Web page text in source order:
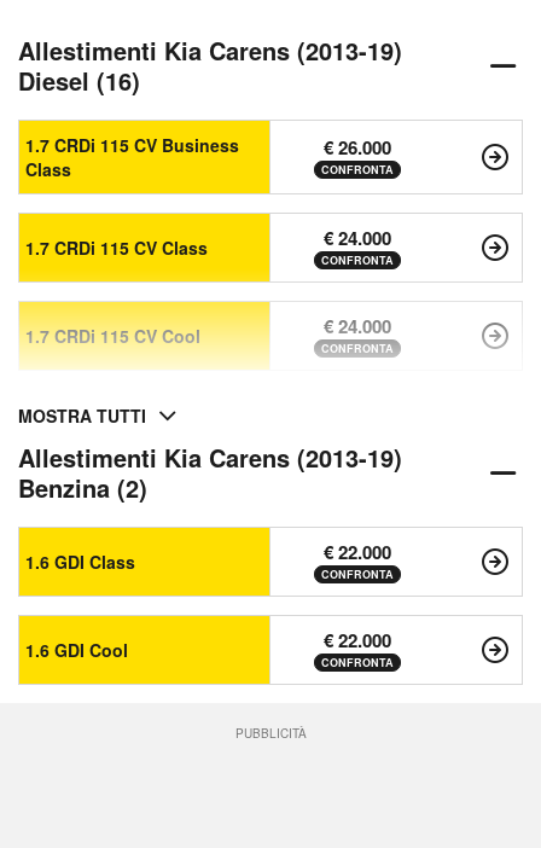
Allestimenti Kia Carens (2013-19)
Diesel (16)
1.7 CRDi 115 CV Business
Class
€ 26.000
CONFRONTA
1.7 CRDi 115 CV Class € 24.000
CONFRONTA
1.7 CRDi 115 CV Cool € 24.000
CONFRONTA
MOSTRA TUTTI
Allestimenti Kia Carens (2013-19)
Benzina (2)
1.6 GDI Class € 22.000
CONFRONTA
1.6 GDI Cool € 22.000
CONFRONTA
PUBBLICITÀ